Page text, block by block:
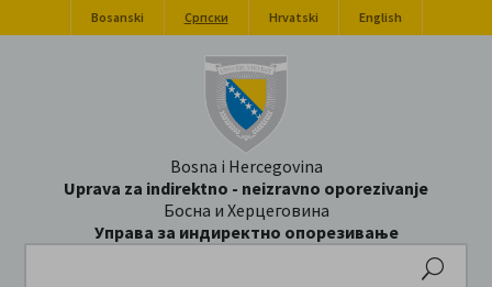
Bosanski Српски Hrvatski English
Bosna i Hercegovina
Uprava za indirektno - neizravno oporezivanje
Босна и Херцеговина
Управа за индиректно опорезивање